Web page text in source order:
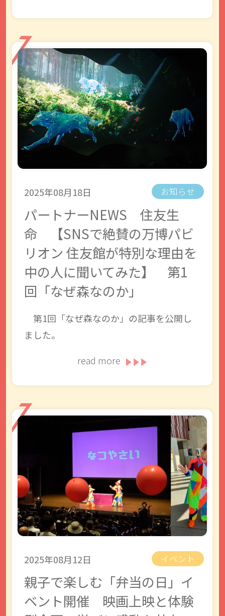
2025年08月18日 お知らせ
パートナーNEWS 住友生
命 【SNSで絶賛の万博パビ
リオン 住友館が特別な理由を
中の人に聞いてみた】 第1
回「なぜ森なのか」
第1回「なぜ森なのか」の記事を公開し
ました。
read more
2025年08月12日 イベント
親子で楽しむ「弁当の日」イ
ベント開催 映画上映と体験